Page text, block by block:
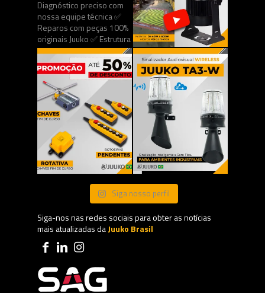
Siga nosso perfil
Siga-nos nas redes sociais para obter as notícias
mais atualizadas daJuuko Brasil